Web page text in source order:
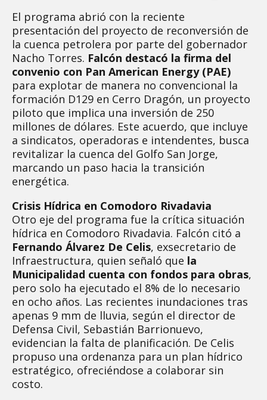
El programa abrió con la reciente
presentación del proyecto de reconversión de
la cuenca petrolera por parte del gobernador
Nacho Torres. Falcón destacó la firma del
convenio con Pan American Energy (PAE)
para explotar de manera no convencional la
formación D129 en Cerro Dragón, un proyecto
piloto que implica una inversión de 250
millones de dólares. Este acuerdo, que incluye
a sindicatos, operadoras e intendentes, busca
revitalizar la cuenca del Golfo San Jorge,
marcando un paso hacia la transición
energética.
Crisis Hídrica en Comodoro Rivadavia
Otro eje del programa fue la crítica situación
hídrica en Comodoro Rivadavia. Falcón citó a
Fernando Álvarez De Celis, exsecretario de
Infraestructura, quien señaló que la
Municipalidad cuenta con fondos para obras,
pero solo ha ejecutado el 8% de lo necesario
en ocho años. Las recientes inundaciones tras
apenas 9 mm de lluvia, según el director de
Defensa Civil, Sebastián Barrionuevo,
evidencian la falta de planificación. De Celis
propuso una ordenanza para un plan hídrico
estratégico, ofreciéndose a colaborar sin
costo.